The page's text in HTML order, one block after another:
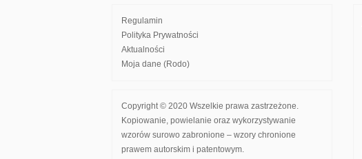
Regulamin
Polityka Prywatności
Aktualności
Moja dane (Rodo)
Copyright © 2020 Wszelkie prawa zastrzeżone.
Kopiowanie, powielanie oraz wykorzystywanie
wzorów surowo zabronione – wzory chronione
prawem autorskim i patentowym.